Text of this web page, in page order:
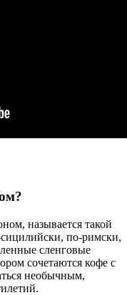
называется такой
по-римски,
сленговые
сочетаются кофе с
необычным,